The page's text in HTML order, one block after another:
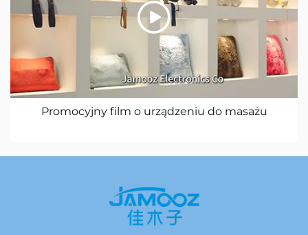
Promocyjny film o urządzeniu do masażu